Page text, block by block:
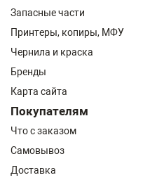
Запасные части
Принтеры, копиры, МФУ
Чернила и краска
Бренды
Карта сайта
Покупателям
Что с заказом
Самовывоз
Доставка